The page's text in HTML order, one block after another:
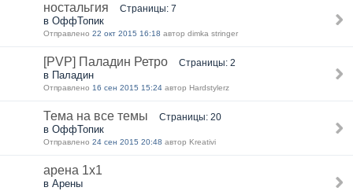
ностальгия Страницы: 7
в ОффТопик
Отправлено 22 окт 2015 16:18 автор dimka stringer
[PVP] Паладин Ретро Страницы: 2
в Паладин
Отправлено 16 сен 2015 15:24 автор Hardstylerz
Тема на все темы Страницы: 20
в ОффТопик
Отправлено 24 сен 2015 20:48 автор Kreativi
арена 1х1
в Арены